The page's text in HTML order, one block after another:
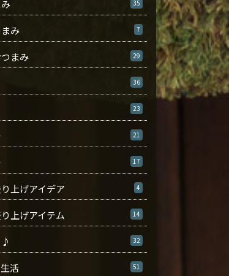
35
み 7
まみ 29
36
23
21
17
上げアイデア 4
上げアイテム 14
♪ 32
活 51